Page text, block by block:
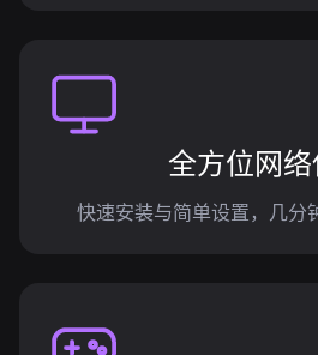
全方位网
快速安装与简单设置，几分